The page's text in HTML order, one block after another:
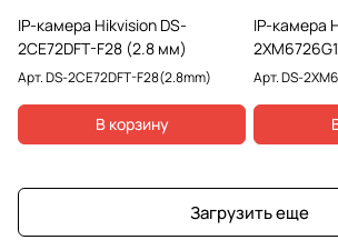
IP-камера Hikvision DS-
2CE72DFT-F28 (2.8 мм)
Арт.DS-2CE72DFT-F28(2.8mm)
В корзину
IP-камера
Арт.DS-
Загрузить еще